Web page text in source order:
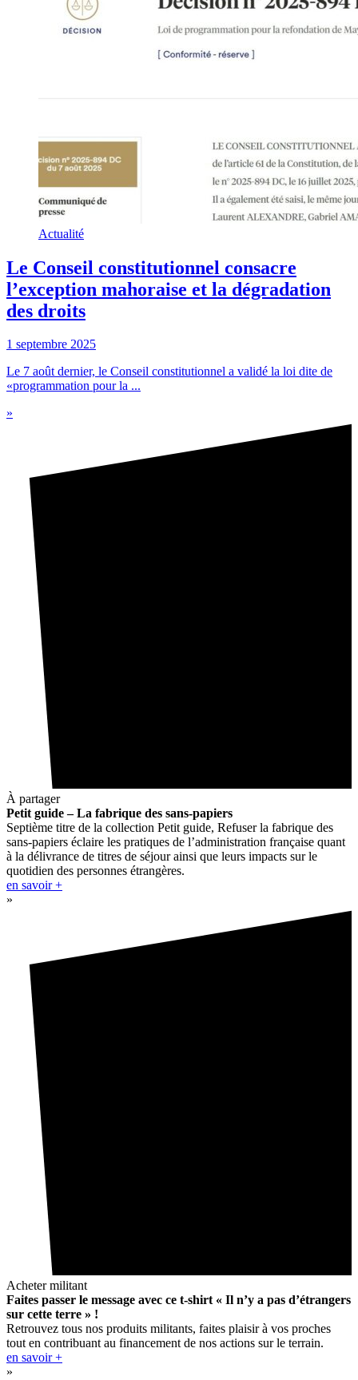
Actualité
Le Conseil constitutionnel consacre
l’exception mahoraise et la dégradation
des droits
1 septembre 2025
Le 7 août dernier, le Conseil constitutionnel a validé la loi dite de
«programmation pour la ...
»
À partager
Petit guide – La fabrique des sans-papiers
Septième titre de la collection Petit guide, Refuser la fabrique des
sans-papiers éclaire les pratiques de l’administration française quant
à la délivrance de titres de séjour ainsi que leurs impacts sur le
quotidien des personnes étrangères.
en savoir +
»
Acheter militant
Faites passer le message avec ce t-shirt « Il n’y a pas d’étrangers
sur cette terre » !
Retrouvez tous nos produits militants, faites plaisir à vos proches
tout en contribuant au financement de nos actions sur le terrain.
en savoir +
»